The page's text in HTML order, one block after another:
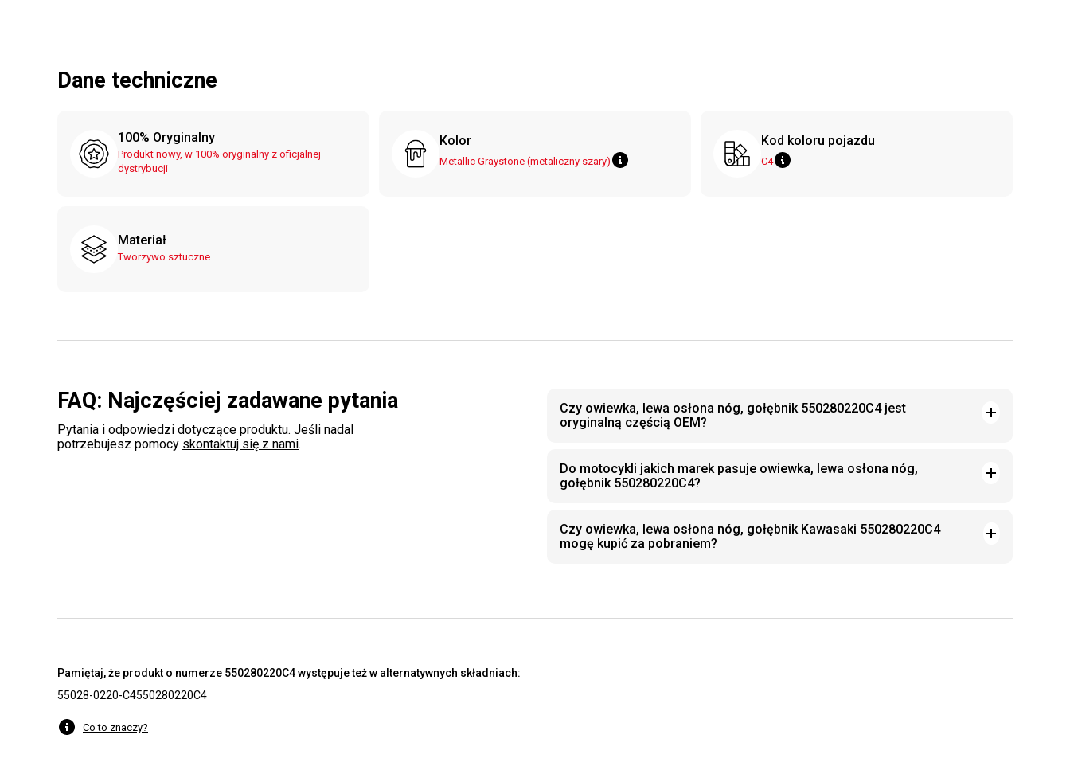
Dane techniczne
100% Oryginalny
Produkt nowy, w 100% oryginalny z oficjalnej
dystrybucji
Kolor
Metallic Graystone (metaliczny szary)
Kod koloru pojazdu
C4
Materiał
Tworzywo sztuczne
FAQ: Najczęściej zadawane pytania
Pytania i odpowiedzi dotyczące produktu. Jeśli nadal
potrzebujesz pomocy skontaktuj się z nami.
Czy owiewka, lewa osłona nóg, gołębnik 550280220C4 jest
oryginalną częścią OEM?
Do motocykli jakich marek pasuje owiewka, lewa osłona nóg,
gołębnik 550280220C4?
Czy owiewka, lewa osłona nóg, gołębnik Kawasaki 550280220C4
mogę kupić za pobraniem?
Pamiętaj, że produkt o numerze 550280220C4 występuje też w alternatywnych składniach:
55028-0220-C4550280220C4
Co to znaczy?